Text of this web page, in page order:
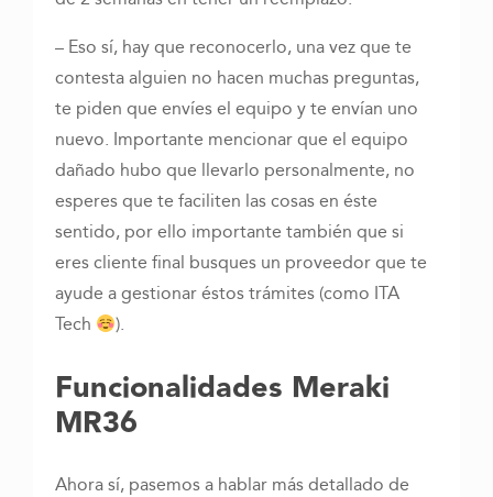
– Eso sí, hay que reconocerlo, una vez que te
contesta alguien no hacen muchas preguntas,
te piden que envíes el equipo y te envían uno
nuevo. Importante mencionar que el equipo
dañado hubo que llevarlo personalmente, no
esperes que te faciliten las cosas en éste
sentido, por ello importante también que si
eres cliente final busques un proveedor que te
ayude a gestionar éstos trámites (como ITA
Tech
).
Funcionalidades Meraki
MR36
Ahora sí, pasemos a hablar más detallado de